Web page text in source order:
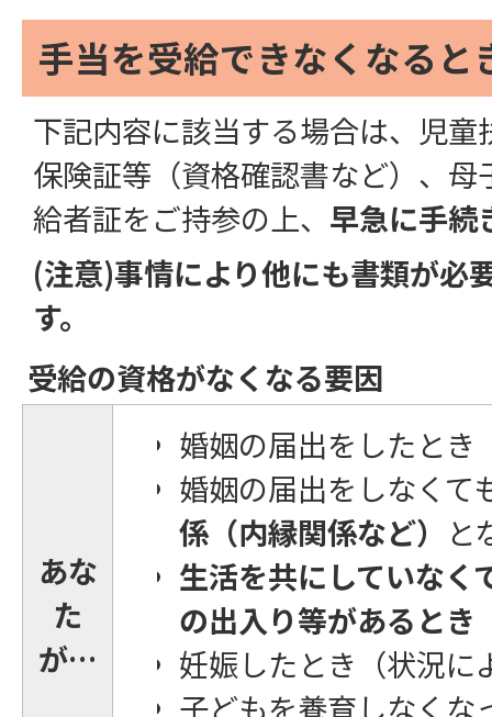
手当を受給できなくなると
下記内容に該当する場合は、児
保険証等（資格確認書など）、
給者証をご持参の上、 早急に手続
(注意)事情により他にも書類が必
す。
受給の資格がなくなる要因
あな
た
が…
婚姻の届出をしたとき
婚姻の届出をしなくて
係（内縁関係など） と
生活を共にしていなく
の出入り等があるとき
妊娠したとき（状況に
子どもを養育しなくな